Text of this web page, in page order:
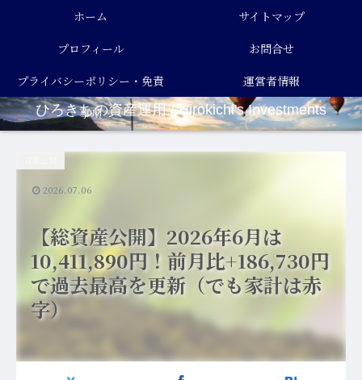
ひろきちの資産運用 / Hirokichi's Investments
ホーム
サイトマップ
プロフィール
お問合せ
プライバシーポリシー・免責
事項
運営者情報
【総資産公開】2026年6月は
10,411,890円！前月比+186,730円
で過去最高を更新（でも家計は赤
字）
2026.07.06